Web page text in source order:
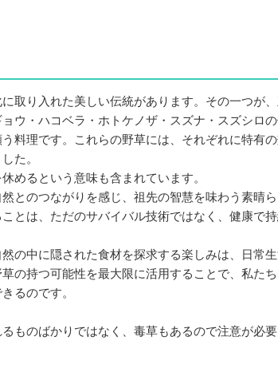
取り入れた美しい伝統があります。その一つが
ウ・ハコベラ・ホトケノザ・スズナ・スズシロ
料理です。これらの野草には、それぞれに特有
た。
めるという意味も含まれています。
とのつながりを感じ、祖先の智慧を味わう素晴ら
とは、ただのサバイバル技術ではなく、健康で
の中に隠された食材を探求する楽しみは、日常
の持つ可能性を最大限に活用することで、私た
るのです。
ものばかりではなく、毒草もあるので注意が必要